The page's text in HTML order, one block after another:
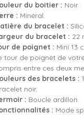
du boitier : Noir.
: Minéral.
du bracelet :
du bracelet : 22
de poignet : Mini 13
tour de poignet de
entre ces deux
des bracelets :
noir.
: Boucle ardillon.
: Mode